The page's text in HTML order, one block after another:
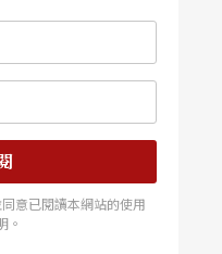
意已閱讀本網站的使用
。